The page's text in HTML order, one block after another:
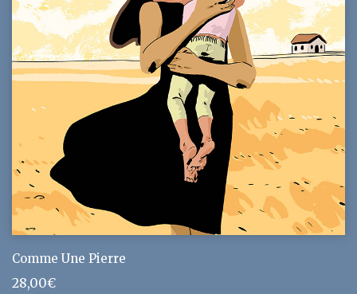
Comme Une Pierre
28,00€